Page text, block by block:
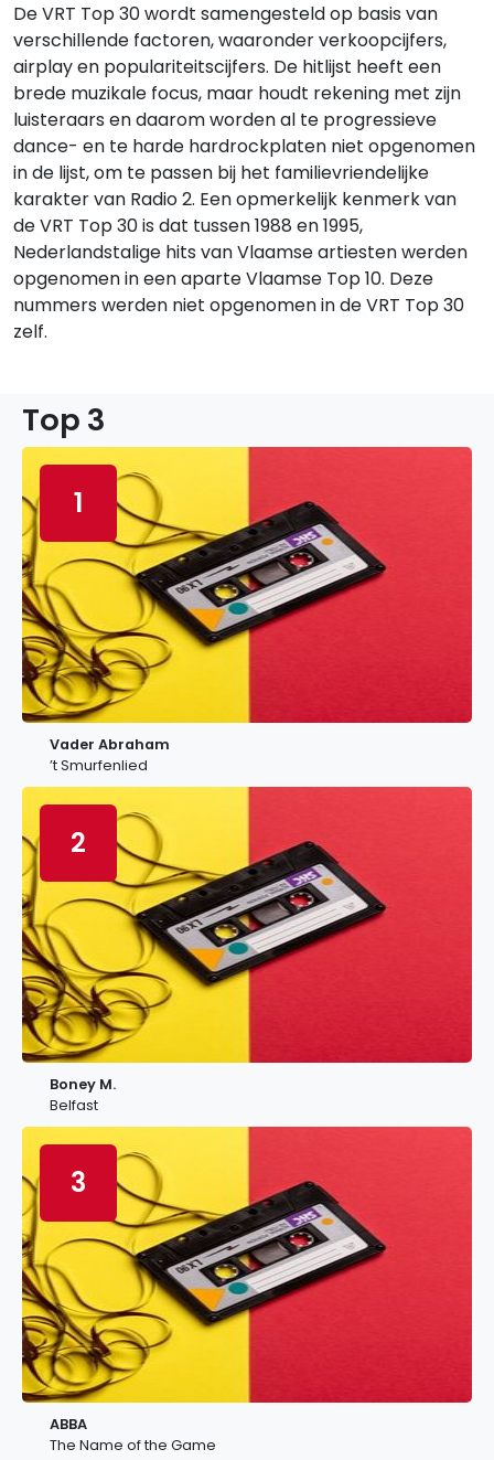
De VRT Top 30 wordt samengesteld op basis van
verschillende factoren, waaronder verkoopcijfers,
airplay en populariteitscijfers. De hitlijst heeft een
brede muzikale focus, maar houdt rekening met zijn
luisteraars en daarom worden al te progressieve
dance- en te harde hardrockplaten niet opgenomen
in de lijst, om te passen bij het familievriendelijke
karakter van Radio 2. Een opmerkelijk kenmerk van
de VRT Top 30 is dat tussen 1988 en 1995,
Nederlandstalige hits van Vlaamse artiesten werden
opgenomen in een aparte Vlaamse Top 10. Deze
nummers werden niet opgenomen in de VRT Top 30
zelf.
Top 3
1
Vader Abraham
’t Smurfenlied
2
Boney M.
Belfast
3
ABBA
The Name of the Game